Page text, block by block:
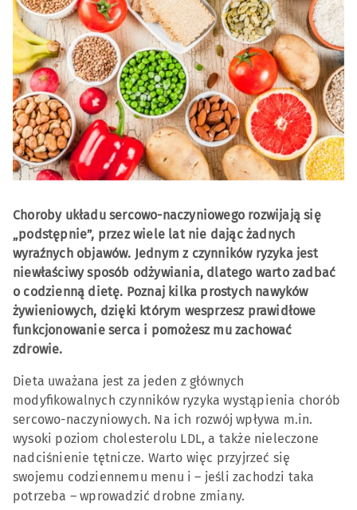
Choroby układu sercowo-naczyniowego rozwijają się
„podstępnie”, przez wiele lat nie dając żadnych
wyraźnych objawów. Jednym z czynników ryzyka jest
niewłaściwy sposób odżywiania, dlatego warto zadbać
o codzienną dietę. Poznaj kilka prostych nawyków
żywieniowych, dzięki którym wesprzesz prawidłowe
funkcjonowanie serca i pomożesz mu zachować
zdrowie.
Dieta uważana jest za jeden z głównych
modyfikowalnych czynników ryzyka wystąpienia chorób
sercowo-naczyniowych. Na ich rozwój wpływa m.in.
wysoki poziom cholesterolu LDL, a także nieleczone
nadciśnienie tętnicze. Warto więc przyjrzeć się
swojemu codziennemu menu i – jeśli zachodzi taka
potrzeba – wprowadzić drobne zmiany.